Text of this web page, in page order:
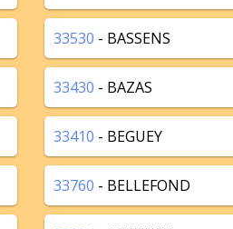
33530 - BASSENS
33430 - BAZAS
33410 - BEGUEY
33760 - BELLEFOND